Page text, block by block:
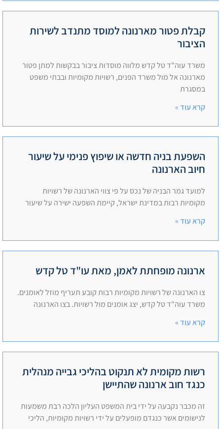
קבלת פטור מארנונה למוסד מתנדב לשירות
הציבור
משרד עוה"ד טל קדש מלווה מוסדות ציבור בבקשות למתן פטור
מארנונה אל מול משרד הפנים, רשויות מקומיות ובבתי משפט
במסגרת
קרא עוד »
השפעת בניה חדשה או שיפוץ פנימי על שיעור
חיוב הארנונה
למועד גמר הבניה של נכס על פי צווי הארנונה של רשויות
מקומיות רבות במדינת ישראל, קיימת השפעה ישירה על שיעור
קרא עוד »
ארנונה מופחתת לאמן, מאת עו"ד טל קדש
צו הארנונה של רשויות מקומיות רבות קובע תעריף מוזל לאומנים.
משרד עוה"ד טל קדש, יצג אומנים מול רשויות. בצו הארנונה
קרא עוד »
רשות מקומית לא תנקוט בהליכי גבייה מנהלית
כנגד חוב ארנונה שהתיישן
זה מכבר נקבעה על ידי בית המשפט העליון הלכה רבת משמעות
לנישומים אשר כנגדם מופעלים על ידי רשויות מקומיות, הליכי